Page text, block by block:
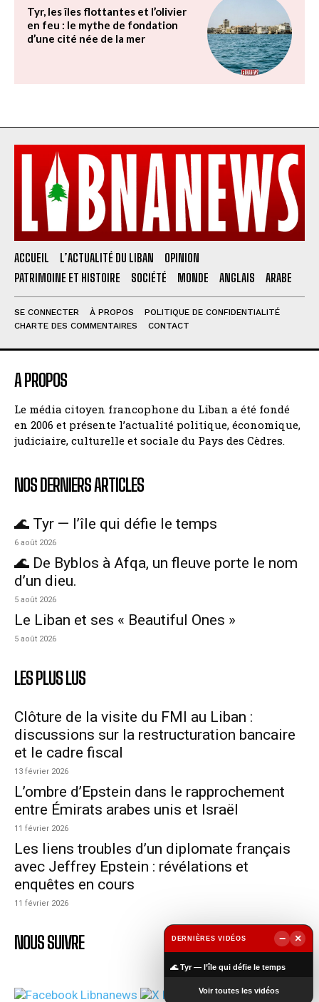
Tyr, les îles flottantes et l’olivier
en feu : le mythe de fondation
d’une cité née de la mer
ACCUEIL L’ACTUALITÉ DU LIBAN
OPINION
PATRIMOINE ET HISTOIRE
SOCIÉTÉ MONDE ANGLAIS ARABE
SE CONNECTER À PROPOS
POLITIQUE DE CONFIDENTIALITÉ
CHARTE DES COMMENTAIRES
CONTACT
A PROPOS
Le média citoyen francophone du Liban a été fondé
en 2006 et présente l’actualité politique, économique,
judiciaire, culturelle et sociale du Pays des Cèdres.
NOS DERNIERS ARTICLES
🌊 Tyr — l’île qui défie le temps
6 août 2026
🌊 De Byblos à Afqa, un fleuve porte le nom
d’un dieu.
5 août 2026
Le Liban et ses « Beautiful Ones »
5 août 2026
LES PLUS LUS
Clôture de la visite du FMI au Liban :
discussions sur la restructuration bancaire
et le cadre fiscal
13 février 2026
L’ombre d’Epstein dans le rapprochement
entre Émirats arabes unis et Israël
11 février 2026
Les liens troubles d’un diplomate français
avec Jeffrey Epstein : révélations et
enquêtes en cours
11 février 2026
NOUS SUIVRE DERNIÈRES VIDÉOS −
×
🌊 Tyr — l’île qui défie le temps
Voir toutes les vidéos